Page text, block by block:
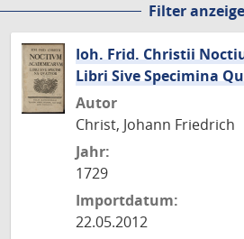
Filter
Ioh. Frid. Christii
Libri Sive Specimina
Autor
Christ, Johann Friedrich
Jahr:
1729
Importdatum:
22.05.2012